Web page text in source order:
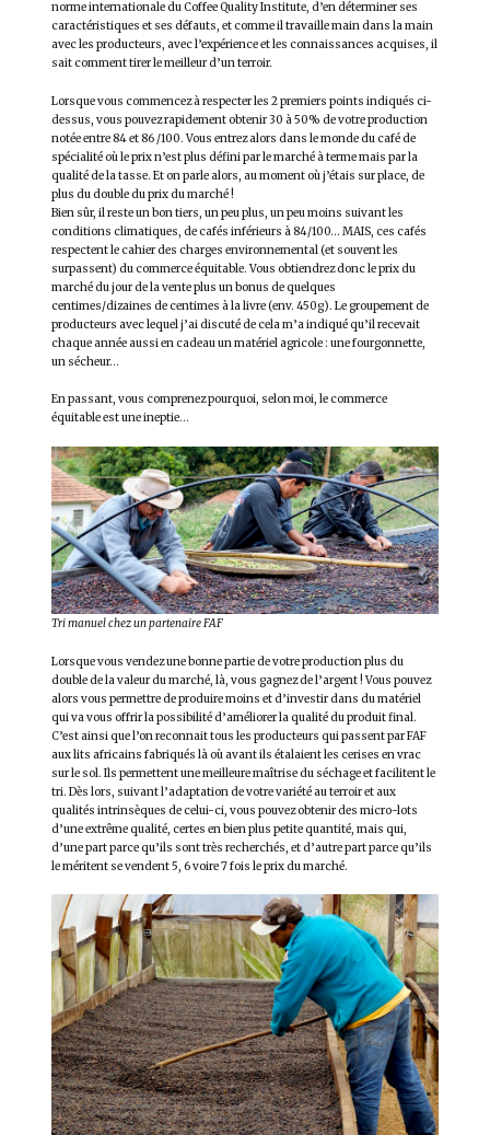
norme internationale du Coffee Quality Institute, d’en déterminer ses
caractéristiques et ses défauts, et comme il travaille main dans la main
avec les producteurs, avec l’expérience et les connaissances acquises, il
sait comment tirer le meilleur d’un terroir.
Lorsque vous commencez à respecter les 2 premiers points indiqués ci-
dessus, vous pouvez rapidement obtenir 30 à 50% de votre production
notée entre 84 et 86 /100. Vous entrez alors dans le monde du café de
spécialité où le prix n’est plus défini par le marché à terme mais par la
qualité de la tasse. Et on parle alors, au moment où j’étais sur place, de
plus du double du prix du marché !
Bien sûr, il reste un bon tiers, un peu plus, un peu moins suivant les
conditions climatiques, de cafés inférieurs à 84/100… MAIS, ces cafés
respectent le cahier des charges environnemental (et souvent les
surpassent) du commerce équitable. Vous obtiendrez donc le prix du
marché du jour de la vente plus un bonus de quelques
centimes/dizaines de centimes à la livre (env. 450g). Le groupement de
producteurs avec lequel j’ai discuté de cela m’a indiqué qu’il recevait
chaque année aussi en cadeau un matériel agricole : une fourgonnette,
un sécheur…
En passant, vous comprenez pourquoi, selon moi, le commerce
équitable est une ineptie…
Tri manuel chez un partenaire FAF
Lorsque vous vendez une bonne partie de votre production plus du
double de la valeur du marché, là, vous gagnez de l’argent ! Vous pouvez
alors vous permettre de produire moins et d’investir dans du matériel
qui va vous offrir la possibilité d’améliorer la qualité du produit final.
C’est ainsi que l’on reconnait tous les producteurs qui passent par FAF
aux lits africains fabriqués là où avant ils étalaient les cerises en vrac
sur le sol. Ils permettent une meilleure maîtrise du séchage et facilitent le
tri. Dès lors, suivant l’adaptation de votre variété au terroir et aux
qualités intrinsèques de celui-ci, vous pouvez obtenir des micro-lots
d’une extrême qualité, certes en bien plus petite quantité, mais qui,
d’une part parce qu’ils sont très recherchés, et d’autre part parce qu’ils
le méritent se vendent 5, 6 voire 7 fois le prix du marché.